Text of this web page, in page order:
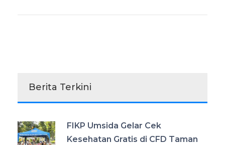
Berita Terkini
FIKP Umsida Gelar Cek
Kesehatan Gratis di CFD Taman